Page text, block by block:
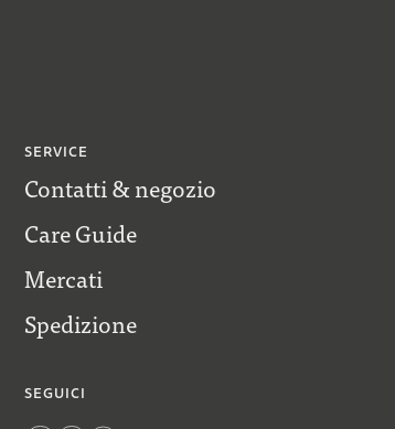
SERVICE
Contatti & negozio
Care Guide
Mercati
Spedizione
SEGUICI